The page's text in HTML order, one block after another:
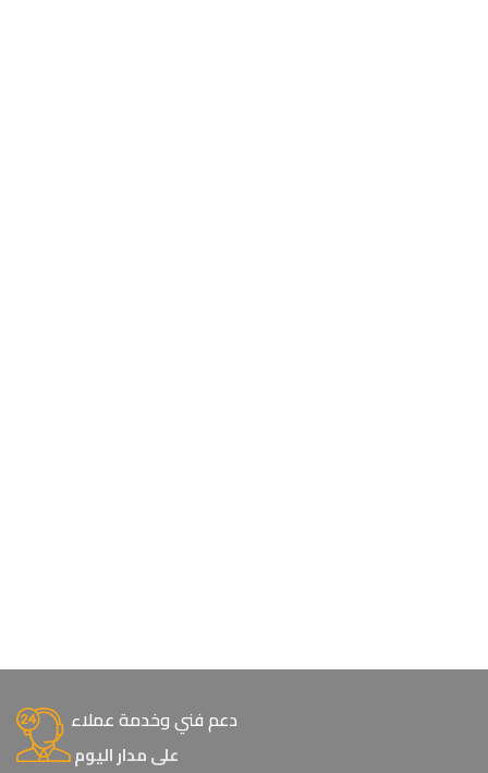
دعم فني وخدمة عملاء
على مدار اليوم